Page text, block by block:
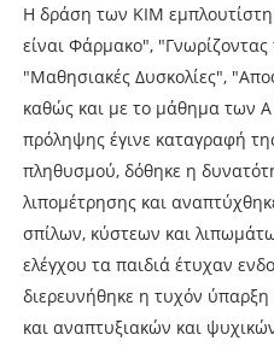
Η δράση των ΚΙΜ
είναι Φάρμακο",
"Μαθησιακές Δυσκολίες",
καθώς και με το μάθημα των
πρόληψης έγινε καταγραφή
πληθυσμού, δόθηκε η
λιπομέτρησης και
σπίλων, κύστεων και
ελέγχου τα παιδιά έτυχαν
διερευνήθηκε η τυχόν
και αναπτυξιακών και